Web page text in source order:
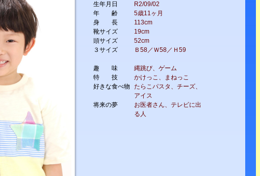
生年月日
R2/09/02
年 齢
5歳11ヶ月
身 長
113cm
靴サイズ
19cm
頭サイズ
52cm
３サイズ
Ｂ58／Ｗ58／Ｈ59
趣 味
縄跳び、ゲーム
特 技
かけっこ、まねっこ
好きな食べ物
たらこパスタ、チーズ、
アイス
将来の夢
お医者さん、テレビに出
る人